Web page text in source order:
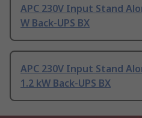
APC 230V Input Stand
W Back-UPS BX
APC 230V Input Stand
1.2 kW Back-UPS BX